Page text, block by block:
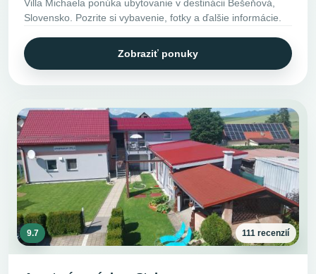
Villa Michaela ponúka ubytovanie v destinácii Bešeňová,
Slovensko. Pozrite si vybavenie, fotky a ďalšie informácie.
Zobraziť ponuky
9.7 111 recenzií